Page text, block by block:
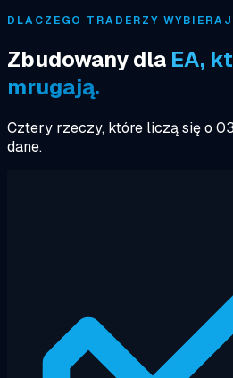
DLACZEGO TRADERZY
Zbudowany dla EA,
mrugają.
Cztery rzeczy, które liczą się o
dane.